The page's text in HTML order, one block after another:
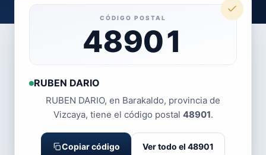
CÓDIGO POSTAL
48901
RUBEN DARIO
RUBEN DARIO, en Barakaldo, provincia de
Vizcaya, tiene el código postal 48901.
Copiar código Ver todo el 48901